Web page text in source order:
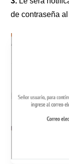
de contraseña